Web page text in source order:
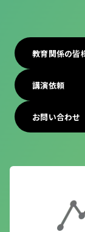
教育関係の皆
講演依頼
お問い合わせ